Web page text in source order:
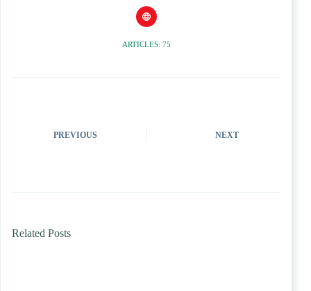
ARTICLES: 75
PREVIOUS NEXT
Related Posts